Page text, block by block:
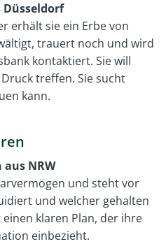
Düsseldorf
erhält sie ein Erbe von
trauert noch und wird
kontaktiert. Sie will
treffen. Sie sucht
kann.
NRW
und steht vor
und welcher gehalten
klaren Plan, der ihre
einbezieht.